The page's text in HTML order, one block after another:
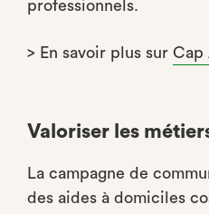
professionnels.
> En savoir plus sur Cap
Valoriser les
La campagne de
des aides à domiciles